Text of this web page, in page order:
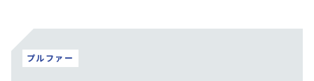
プルファー